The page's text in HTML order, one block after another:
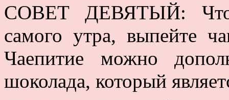
СОВЕТ ДЕВЯТЫЙ:
самого утра, выпейте
Чаепитие можно
шоколада, который